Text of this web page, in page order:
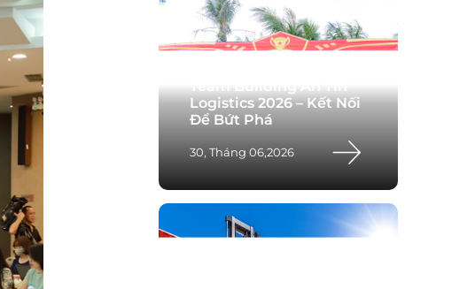
Logistics 2026 – Kết Nối
Để Bứt Phá
30, Tháng 06,2026